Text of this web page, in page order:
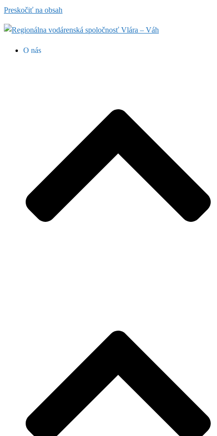
Preskočiť na obsah
O nás